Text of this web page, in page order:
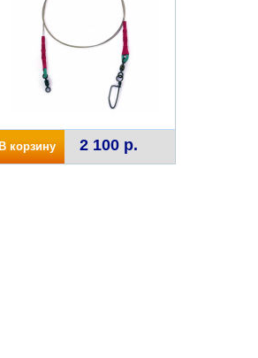
В корзину 2 100 р.